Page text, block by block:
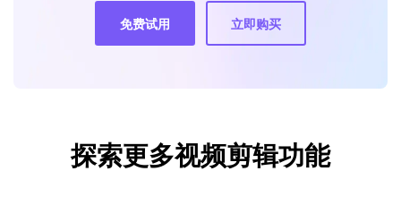
免费试用 立即购买
探索更多视频剪辑功能